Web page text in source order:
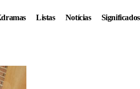
Listas Notícias Significados